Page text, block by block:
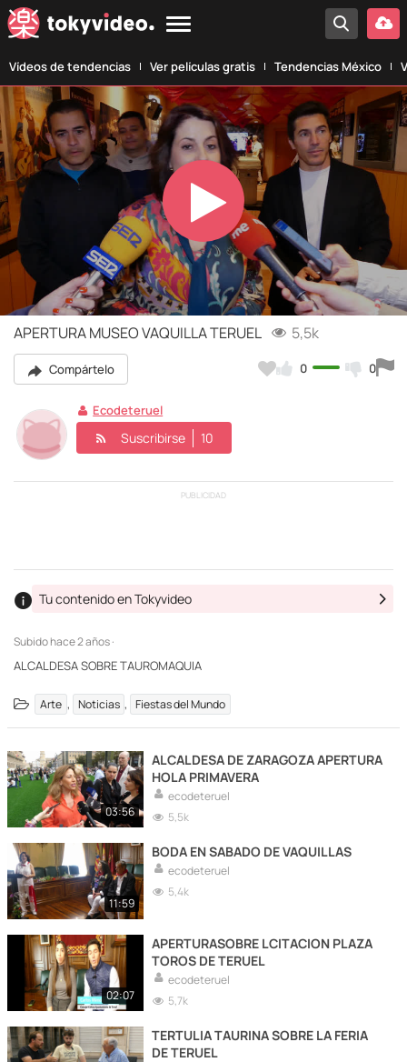
Vídeos de tendencias Ver películas gratis Tendencias México
Play
Video
APERTURA MUSEO VAQUILLA TERUEL 5,5k
Compártelo 0 0
Ecodeteruel
Suscribirse 10
PUBLICIDAD
Subidohace 2 años ·
Tu contenido en Tokyvideo
ALCALDESA SOBRE TAUROMAQUIA
Arte , Noticias , Fiestas del Mundo
03:56
ALCALDESA DE ZARAGOZA APERTURA
HOLA PRIMAVERA
ecodeteruel
5,5k
11:59
BODA EN SABADO DE VAQUILLAS
ecodeteruel
5,4k
02:07
APERTURASOBRE LCITACION PLAZA
TOROS DE TERUEL
ecodeteruel
5,7k
TERTULIA TAURINA SOBRE LA FERIA
DE TERUEL